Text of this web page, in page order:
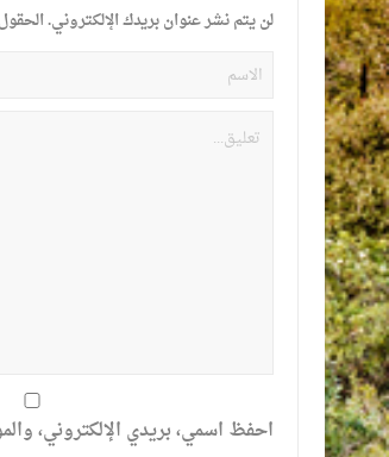
لن يتم نشر عنوان بريدك الإلكتروني.
احفظ اسمي، بريدي الإلكتروني،